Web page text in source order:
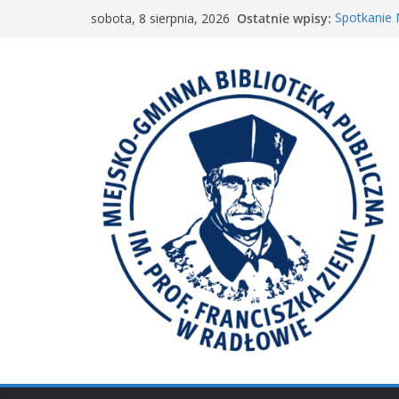
sobota, 8 sierpnia, 2026 Ostatnie wpisy: Spotkanie